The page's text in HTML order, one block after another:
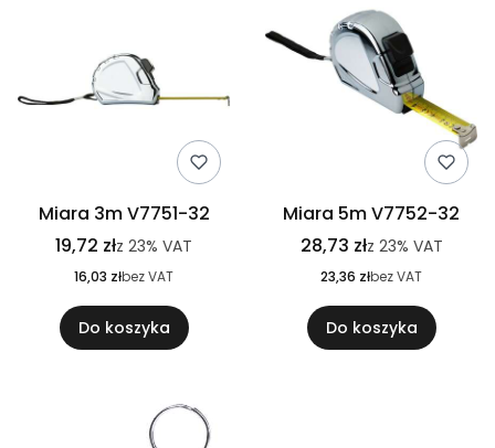
Miara 3m V7751-32
19,72 złz 23% VAT
16,03 złbez VAT
Do koszyka
Miara 5m V7752-32
28,73 złz 23% VAT
23,36 złbez VAT
Do koszyka